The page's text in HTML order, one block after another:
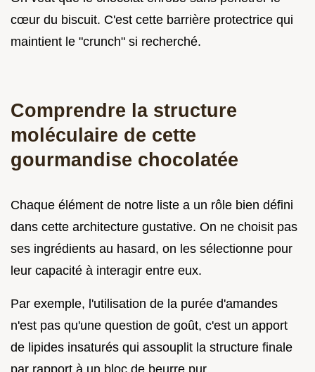
cœur du biscuit. C'est cette barrière protectrice qui
maintient le "crunch" si recherché.
Comprendre la structure
moléculaire de cette
gourmandise chocolatée
Chaque élément de notre liste a un rôle bien défini
dans cette architecture gustative. On ne choisit pas
ses ingrédients au hasard, on les sélectionne pour
leur capacité à interagir entre eux.
Par exemple, l'utilisation de la purée d'amandes
n'est pas qu'une question de goût, c'est un apport
de lipides insaturés qui assouplit la structure finale
par rapport à un bloc de beurre pur.